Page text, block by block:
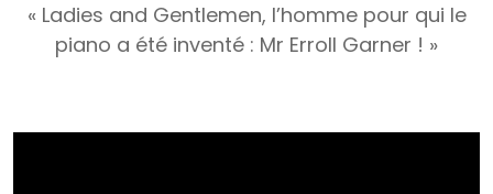
« Ladies and Gentlemen, l’homme pour qui le
piano a été inventé : Mr Erroll Garner ! »